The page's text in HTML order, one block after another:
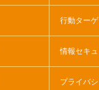
行動ター
情報セキ
プライバ